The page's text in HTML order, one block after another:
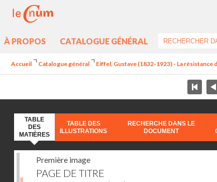
À PROPOS CATALOGUE GÉNÉRAL
Accueil Catalogue général Eiffel, Gustave (1832-1923) - La
TABLE
DES
MATIÈRES
TABLE DES
ILLUSTRATIONS
RECHERCHE DANS LE
DOCUMENT
Première image
PAGE DE TITRE